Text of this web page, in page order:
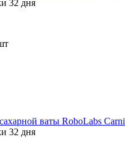
32 дня
ваты RoboLabs
32 дня